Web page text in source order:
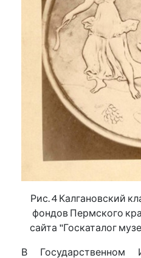
Рис. 4 Калгановский
фондов Пермского
сайта "Госкаталог
В Государственном